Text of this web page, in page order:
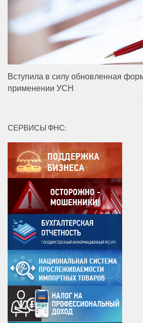
Вступила в силу обновленная
применении УСН
СЕРВИСЫ ФНС: